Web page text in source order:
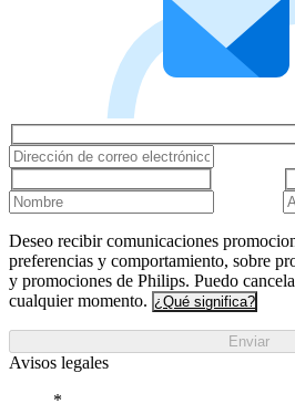
Deseo recibir comunicaciones
preferencias y comportamiento, sobre
y promociones de Philips. Puedo
cualquier momento. ¿Qué significa?
Enviar
Avisos legales